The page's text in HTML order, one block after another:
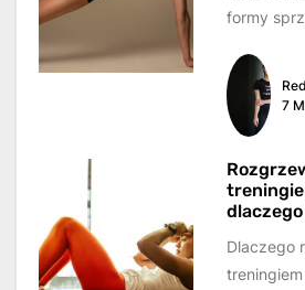
formy
7
Dlaczego